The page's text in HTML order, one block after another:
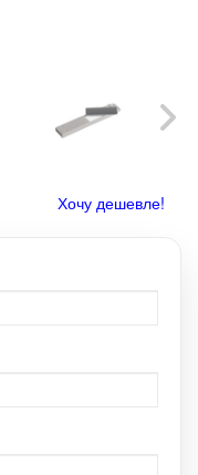
Хочу дешевле!